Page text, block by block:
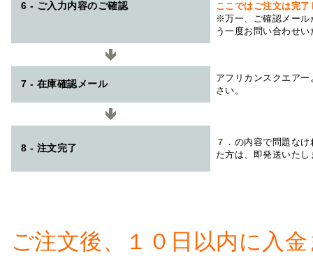
6 - ご入力内容のご確認
ここではご注文は完
※万一、ご確認メール
う一度お問い合わせ
7 - 在庫確認メール
アフリカンスクエアー
さい。
8 - 注文完了
７．の内容で問題な
た方は、即発送いたし
ご注文後、１０日以内に入